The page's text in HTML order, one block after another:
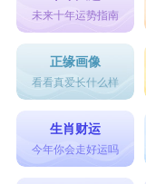
未来十年运势指南
正缘画像
看看真爱长什么样
生肖财运
今年你会走好运吗